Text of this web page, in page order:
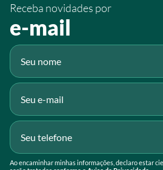
Fluig
Receba novidades por
e-mail
Ao encaminhar minhas informações, declaro estar